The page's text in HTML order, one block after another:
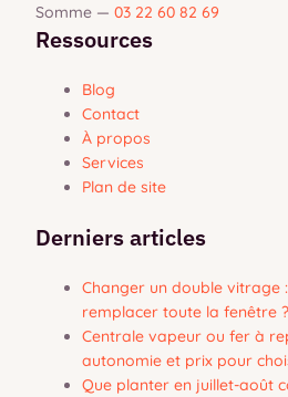
Somme — 03 22 60 82 69
Ressources
Blog
Contact
À propos
Services
Plan de site
Derniers articles
Changer un double vitrage
remplacer toute la fenêtre ?
Centrale vapeur ou fer à
autonomie et prix pour
Que planter en juillet-août